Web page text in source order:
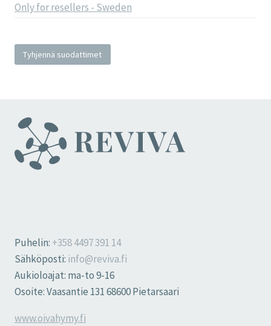
Only for resellers - Sweden
Tyhjennä suodattimet
Puhelin: +358 4497 391 14
Sähköposti: info@reviva.fi
Aukioloajat: ma-to 9-16
Osoite: Vaasantie 131 68600 Pietarsaari
www.oivahymy.fi